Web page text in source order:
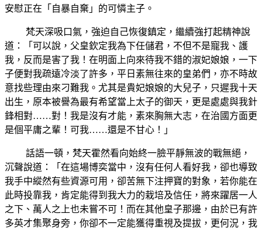
安慰正在「自暴自棄」的可憐主子。
梵天深吸口氣，強迫自己恢復鎮定，繼續強打起精神說
道：「可以說，父皇欽定我為下任儲君，不但不是寵我、護
我，反而是害了我！在明面上向來待我不錯的淑妃娘娘，一下
子便對我疏遠冷淡了許多，平日素無往來的皇弟們，亦不時故
意找些理由來刁難我。尤其是貴妃娘娘的大兒子，只遲我十天
出生，原本被譽為最有希望當上太子的御天，更是處處與我針
鋒相對……對！我是沒有才能，素來胸無大志，在治國方面更
是個平庸之輩！可我……還是不甘心！」
話語一頓，梵天霍然看向始終一臉平靜無波的戰無絕，
沉聲說道：「在這場博奕當中，沒有任何人看好我，卻也導致
我手中縱然有些資源可用，卻苦無下注押寶的對象，若你能在
此時投靠我，肯定能得到我大力的栽培及信任，將來躍居一人
之下、萬人之上也未嘗不可！而在其他皇子那邊，由於已有許
多英才集聚身旁，你卻不一定能獲得重視及提拔，更何況，我